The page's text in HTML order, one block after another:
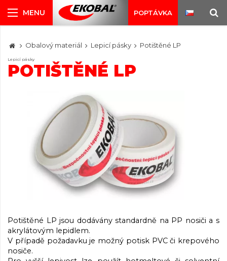
POPTÁVKA
Obalový materiál Lepicí pásky Potištěné LP
Lepicí pásky
POTIŠTĚNÉ LP
Potištěné LP jsou dodávány standardně na PP nosiči a s
akrylátovým lepidlem.
V případě požadavku je možný potisk PVC či krepového
nosiče.